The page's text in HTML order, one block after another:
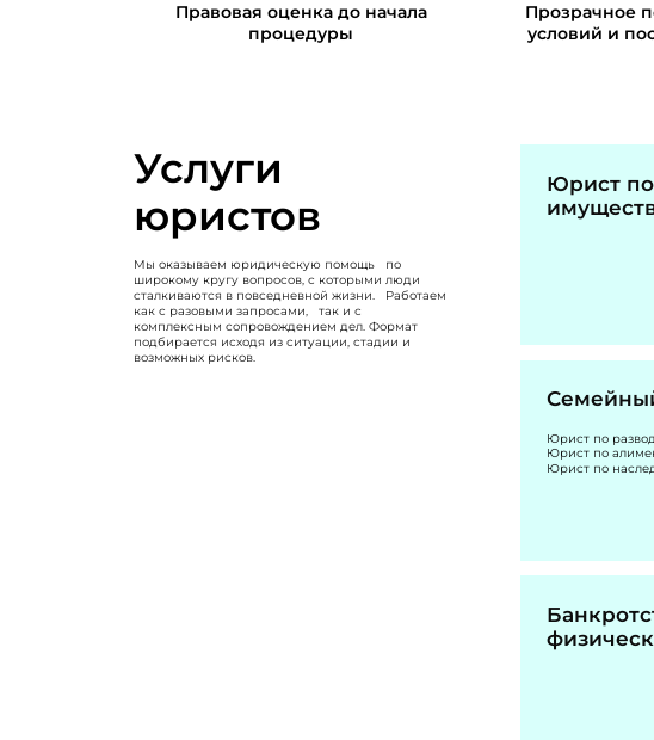
Правовая оценка до начала
процедуры
Прозрачное
условий и
Услуги
юристов
Мы оказываем юридическую помощь по
широкому кругу вопросов, с которыми люди
сталкиваются в повседневной жизни. Работаем
как с разовыми запросами, так и с
комплексным сопровождением дел. Формат
подбирается исходя из ситуации, стадии и
возможных рисков.
Юрист
Юрист по
Юрист по
Юрист по